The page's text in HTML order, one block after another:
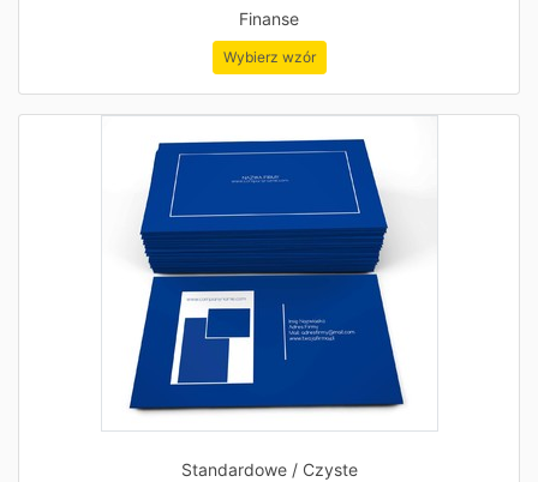
Finanse
Wybierz wzór
Standardowe / Czyste